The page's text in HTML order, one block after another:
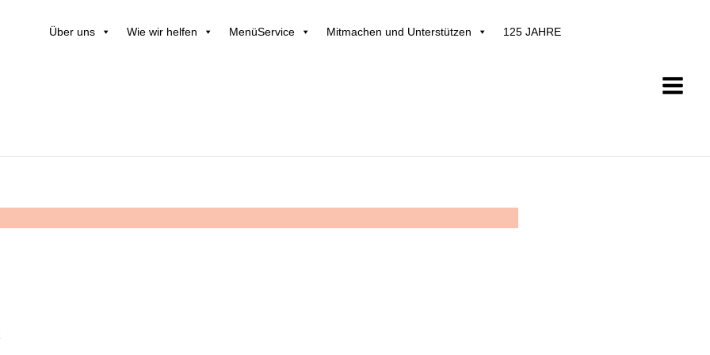
Über uns Wie wir helfen MenüService Mitmachen und Unterstützen 125 JAHRE
Main